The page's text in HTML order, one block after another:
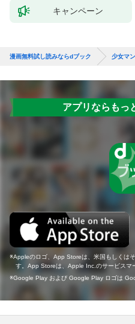
キャンペーン
漫画無料試し読みならdブック 少女マ
アプリならもっ
Appleのロゴ、App Storeは、米国もしくは
す。App Storeは、Apple Inc.のサービスマ
Google Play および Google Play ロゴは